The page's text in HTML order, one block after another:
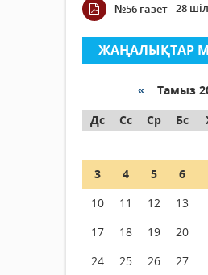
№56 газет 28
ЖАҢАЛЫҚТАР
« Тамыз
Дс
Сс Ср Бс
3
4 5 6
10
11 12 13
17
18 19 20
24
25 26 27